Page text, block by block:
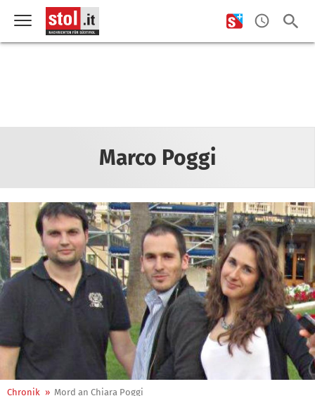
Marco Poggi
Chronik » Mord an Chiara Poggi